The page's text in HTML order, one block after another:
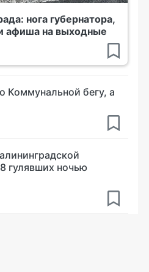
нога губернатора,
афиша на выходные
Коммунальной бегу, а
гулявших ночью